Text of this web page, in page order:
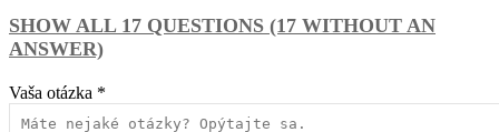
SHOW ALL 17 QUESTIONS (17 WITHOUT AN
ANSWER)
Vaša otázka *